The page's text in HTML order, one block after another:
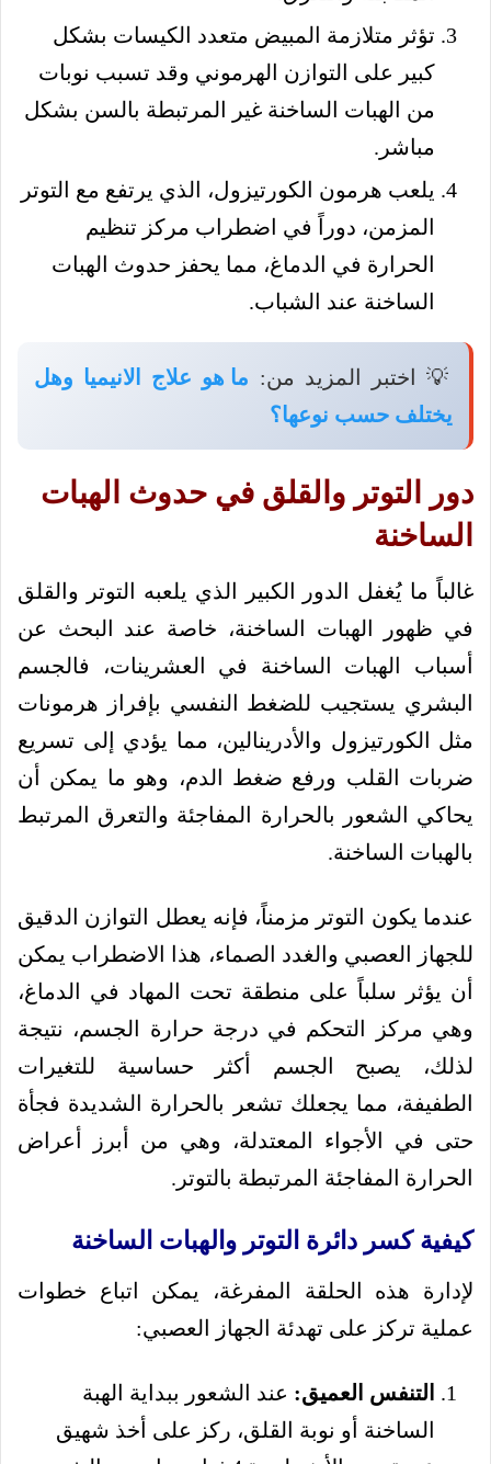
تؤثر متلازمة المبيض متعدد الكيسات بشكل
كبير على التوازن الهرموني وقد تسبب نوبات
من الهبات الساخنة غير المرتبطة بالسن بشكل
مباشر.
يلعب هرمون الكورتيزول، الذي يرتفع مع التوتر
المزمن، دوراً في اضطراب مركز تنظيم
الحرارة في الدماغ، مما يحفز حدوث الهبات
الساخنة عند الشباب.
💡 اختبر المزيد من: ما هو علاج الانيميا وهل
يختلف حسب نوعها؟
دور التوتر والقلق في حدوث الهبات
الساخنة
غالباً ما يُغفل الدور الكبير الذي يلعبه التوتر والقلق
في ظهور الهبات الساخنة، خاصة عند البحث عن
أسباب الهبات الساخنة في العشرينات، فالجسم
البشري يستجيب للضغط النفسي بإفراز هرمونات
مثل الكورتيزول والأدرينالين، مما يؤدي إلى تسريع
ضربات القلب ورفع ضغط الدم، وهو ما يمكن أن
يحاكي الشعور بالحرارة المفاجئة والتعرق المرتبط
بالهبات الساخنة.
عندما يكون التوتر مزمناً، فإنه يعطل التوازن الدقيق
للجهاز العصبي والغدد الصماء، هذا الاضطراب يمكن
أن يؤثر سلباً على منطقة تحت المهاد في الدماغ،
وهي مركز التحكم في درجة حرارة الجسم، نتيجة
لذلك، يصبح الجسم أكثر حساسية للتغيرات
الطفيفة، مما يجعلك تشعر بالحرارة الشديدة فجأة
حتى في الأجواء المعتدلة، وهي من أبرز أعراض
الحرارة المفاجئة المرتبطة بالتوتر.
كيفية كسر دائرة التوتر والهبات الساخنة
لإدارة هذه الحلقة المفرغة، يمكن اتباع خطوات
عملية تركز على تهدئة الجهاز العصبي:
التنفس العميق: عند الشعور ببداية الهبة
الساخنة أو نوبة القلق، ركز على أخذ شهيق